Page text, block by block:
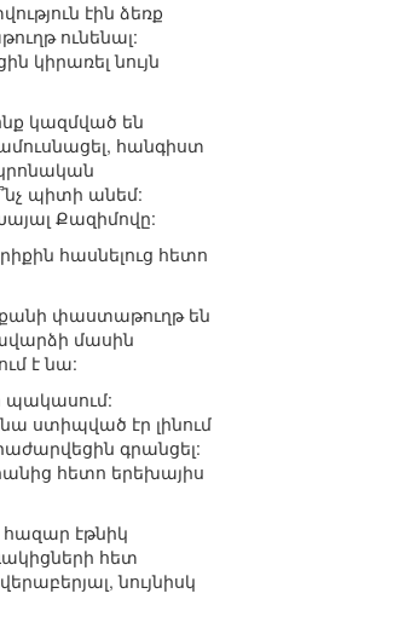
էին ձեռք
ունենալ:
կիրառել նույն
կազմված են
հանգիստ
պիտի անեմ:
Քազիմովը:
հասնելուց հետո
քանի փաստաթուղթ են
մասին
է նա:
պակասում:
նա ստիպված էր լինում
գրանցել:
հետո երեխայիս
էթնիկ
հետ
նույնիսկ